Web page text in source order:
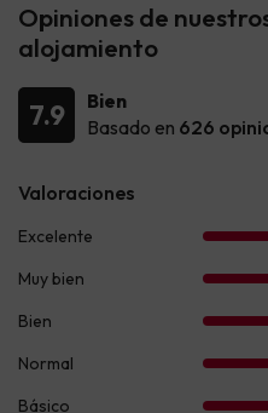
Opiniones de
alojamiento
7.9
Bien
Basado en 626